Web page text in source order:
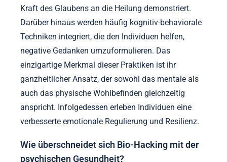
Kraft des Glaubens an die Heilung demonstriert.
Darüber hinaus werden häufig kognitiv-behaviorale
Techniken integriert, die den Individuen helfen,
negative Gedanken umzuformulieren. Das
einzigartige Merkmal dieser Praktiken ist ihr
ganzheitlicher Ansatz, der sowohl das mentale als
auch das physische Wohlbefinden gleichzeitig
anspricht. Infolgedessen erleben Individuen eine
verbesserte emotionale Regulierung und Resilienz.
Wie überschneidet sich Bio-Hacking mit der
psychischen Gesundheit?